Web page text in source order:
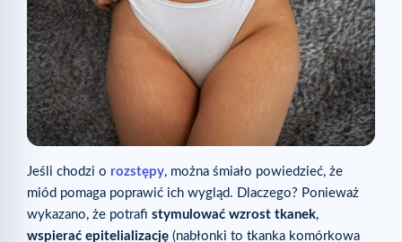
Jeśli chodzi o rozstępy, można śmiało powiedzieć, że
miód pomaga poprawić ich wygląd. Dlaczego? Ponieważ
wykazano, że potrafi stymulować wzrost tkanek,
wspierać epitelializację (nabłonki to tkanka komórkowa